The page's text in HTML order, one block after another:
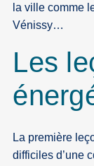
la ville comme
Vénissy…
Les
La première
difficiles d’une